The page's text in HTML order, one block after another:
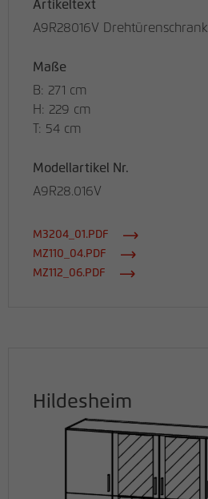
Artikeltext
A9R28016V Drehtürenschrank
Maße
B: 271 cm
H: 229 cm
T: 54 cm
Modellartikel Nr.
A9R28.016V
M3204_01.PDF
MZ110_04.PDF
MZ112_06.PDF
Hildesheim